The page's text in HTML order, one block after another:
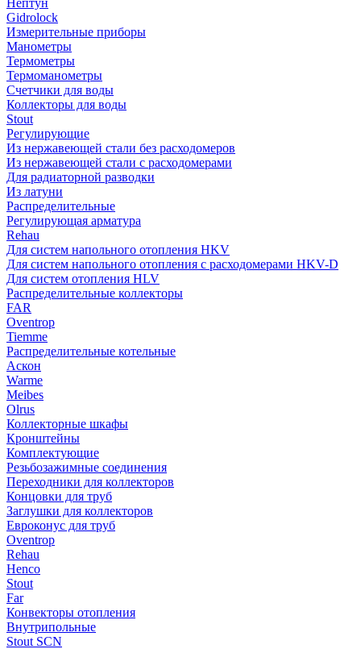
Нептун
Gidrolock
Измерительные приборы
Манометры
Термометры
Термоманометры
Счетчики для воды
Коллекторы для воды
Stout
Регулирующие
Из нержавеющей стали без расходомеров
Из нержавеющей стали с расходомерами
Для радиаторной разводки
Из латуни
Распределительные
Регулирующая арматура
Rehau
Для систем напольного отопления HKV
Для систем напольного отопления с расходомерами HKV-D
Для систем отопления HLV
Распределительные коллекторы
FAR
Oventrop
Tiemme
Распределительные котельные
Аскон
Warme
Meibes
Olrus
Коллекторные шкафы
Кронштейны
Комплектующие
Резьбозажимные соединения
Переходники для коллекторов
Концовки для труб
Заглушки для коллекторов
Евроконус для труб
Oventrop
Rehau
Henco
Stout
Far
Конвекторы отопления
Внутрипольные
Stout SCN